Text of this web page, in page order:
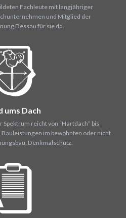
Fachleute mit langjähriger
und Mitglied der
Dessau für sie da.
ums Dach
Spektrum reicht von “Hartdach” bis
im bewohnten oder nicht
Denkmalschutz.